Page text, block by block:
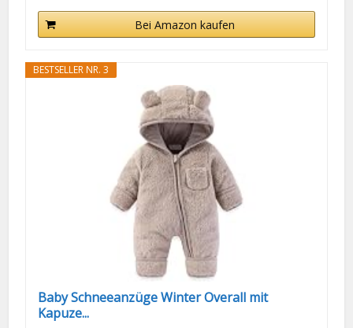
Bei Amazon kaufen
BESTSELLER NR. 3
Baby Schneeanzüge Winter Overall mit
Kapuze...